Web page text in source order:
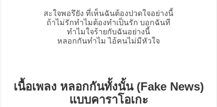
สะใจพอรึยัง ที่เห็นฉันต้องปวดใจอย่างนี้
ถ้าไม่รักทำไมต้องทำเป็นรัก บอกฉันที
ทำไมใจร้ายกับฉันอย่างนี้
หลอกกันทำไม ไอ้คนไม่มีหัวใจ
เนื้อเพลง หลอกกันทั้งนั้น (Fake News)
แบบคาราโอเกะ